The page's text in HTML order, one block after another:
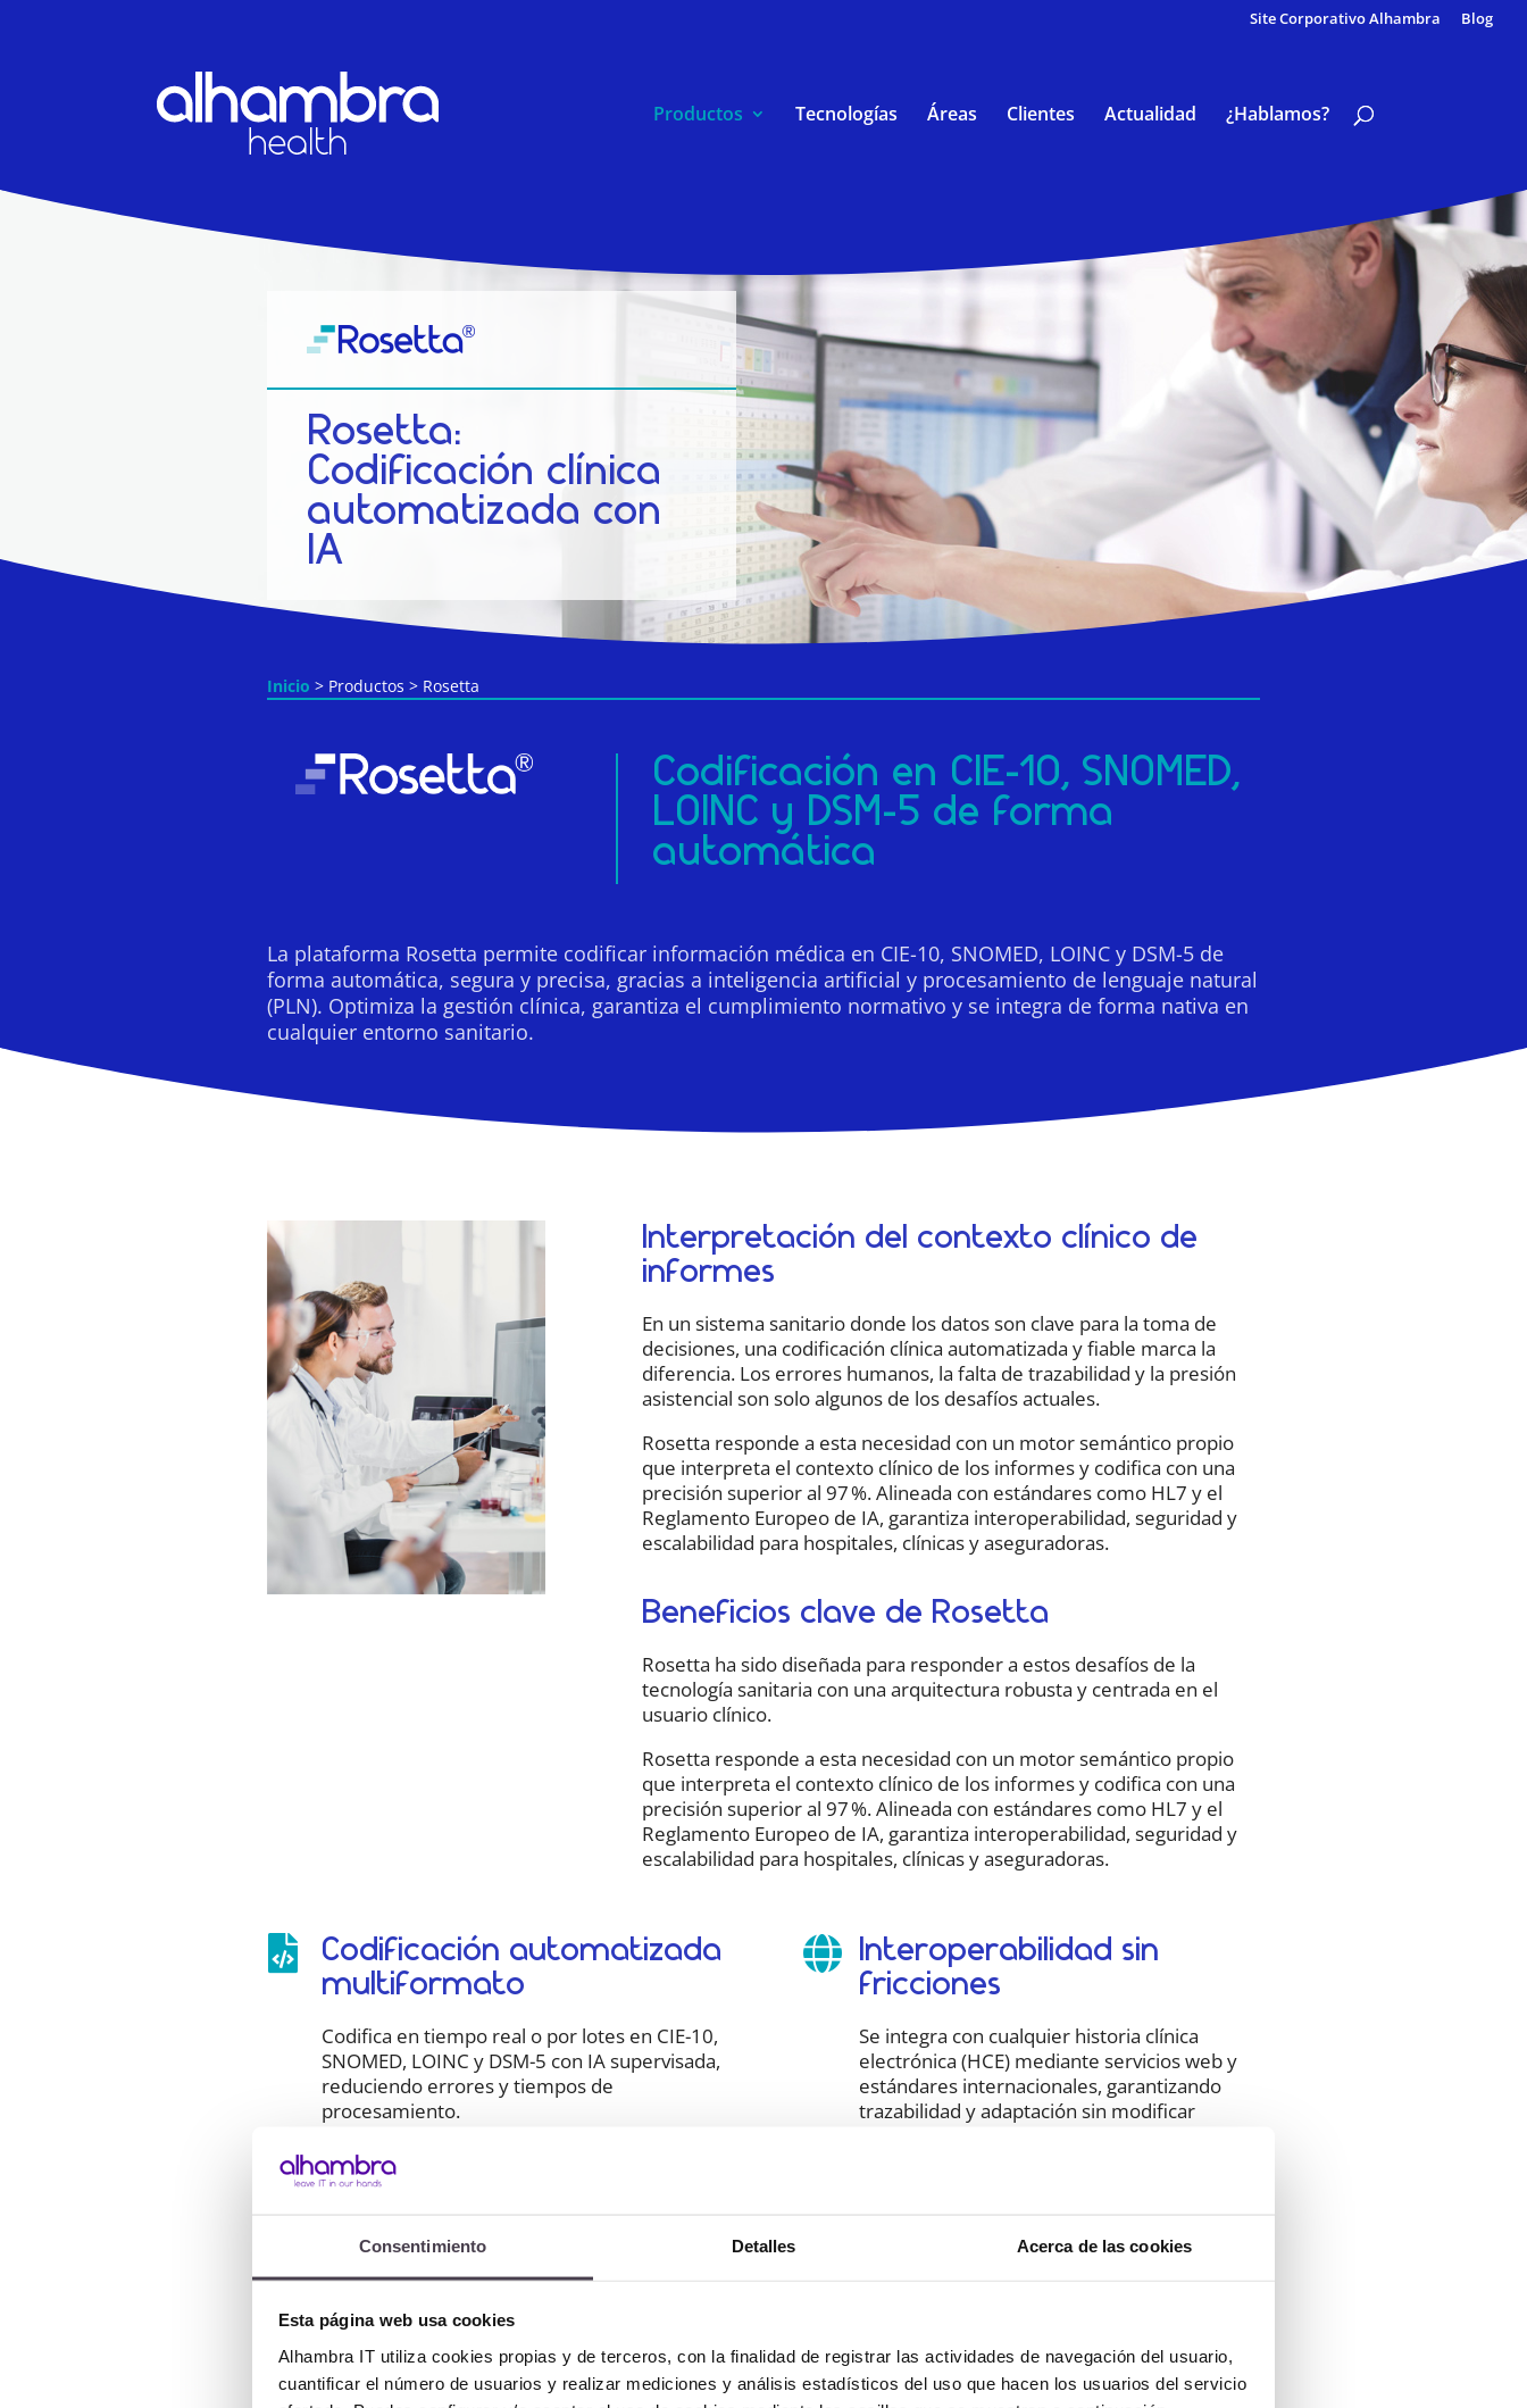
Consentimiento Detalles Acerca de las cookies
Esta página web usa cookies
Alhambra IT utiliza cookies propias y de terceros, con la finalidad de registrar las actividades de navegación del usuario,
cuantificar el número de usuarios y realizar mediciones y análisis estadísticos del uso que hacen los usuarios del servicio
Site Corporativo Alhambra Blog
Productos Tecnologías Áreas Clientes Actualidad ¿Hablamos?
Rosetta:
Codificación clínica
automatizada con
IA
Inicio > Productos > Rosetta
Codificación en CIE-10, SNOMED,
LOINC y DSM-5 de forma
automática
La plataforma Rosetta permite codificar información médica en CIE-10, SNOMED, LOINC y DSM-5 de
forma automática, segura y precisa, gracias a inteligencia artificial y procesamiento de lenguaje natural
(PLN). Optimiza la gestión clínica, garantiza el cumplimiento normativo y se integra de forma nativa en
cualquier entorno sanitario.
Interpretación del contexto clínico de
informes
En un sistema sanitario donde los datos son clave para la toma de
decisiones, una codificación clínica automatizada y fiable marca la
diferencia. Los errores humanos, la falta de trazabilidad y la presión
asistencial son solo algunos de los desafíos actuales.
Rosetta responde a esta necesidad con un motor semántico propio
que interpreta el contexto clínico de los informes y codifica con una
precisión superior al 97 %. Alineada con estándares como HL7 y el
Reglamento Europeo de IA, garantiza interoperabilidad, seguridad y
escalabilidad para hospitales, clínicas y aseguradoras.
Beneficios clave de Rosetta
Rosetta ha sido diseñada para responder a estos desafíos de la
tecnología sanitaria con una arquitectura robusta y centrada en el
usuario clínico.
Rosetta responde a esta necesidad con un motor semántico propio
que interpreta el contexto clínico de los informes y codifica con una
precisión superior al 97 %. Alineada con estándares como HL7 y el
Reglamento Europeo de IA, garantiza interoperabilidad, seguridad y
escalabilidad para hospitales, clínicas y aseguradoras.

Codificación automatizada
multiformato
Codifica en tiempo real o por lotes en CIE-10,
SNOMED, LOINC y DSM-5 con IA supervisada,
reduciendo errores y tiempos de
procesamiento.
 Interoperabilidad sin
fricciones
Se integra con cualquier historia clínica
electrónica (HCE) mediante servicios web y
estándares internacionales, garantizando
trazabilidad y adaptación sin modificar
Precisión clínica verificada
97 % gracias a su motor semántico
contextual, respaldado por un módulo de
auditoría que garantiza calidad y trazabilidad.
Procesamiento a gran
hora, permitiendo una explotación de datos
médicos ágil, en tiempo real y compatible con